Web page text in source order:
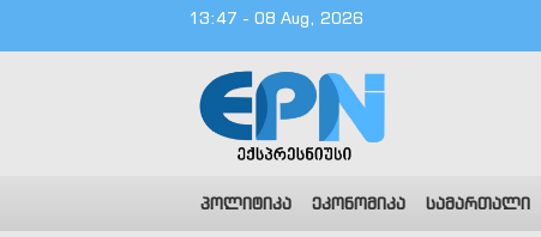
13:47 - 08 Aug, 2026
პოლიტიკა ეკონომიკა სამართალი